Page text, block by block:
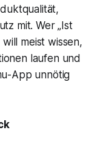
mit. Wer „Ist
meist wissen,
laufen und
App unnötig